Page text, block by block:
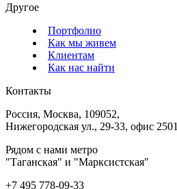
Другое
Портфолио
Как мы живем
Клиентам
Как нас найти
Контакты
Россия, Москва, 109052,
Нижегородская ул., 29-33, офис 2501
Рядом с нами метро
"Таганская" и "Марксистская"
+7 495 778-09-33